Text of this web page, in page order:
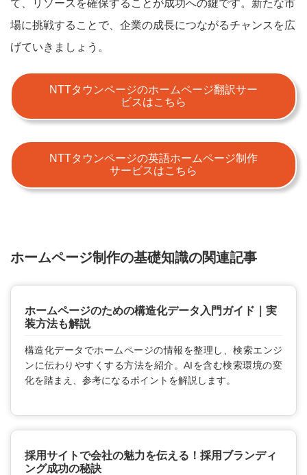
て、リソースを確保することが成功への鍵です。新たな市
場に挑戦することで、企業の成長につながるチャンスを広
げていきましょう。
NTTタウンページのホームページ翻訳サー
ビスはこちら
NTTタウンページの英語ホームページ制作
サービスはこちら
ホームページ制作の基礎知識の関連記事
ホームページのための構造化データ入門ガイド｜実
装方法も解説
構造化データでホームページの情報を整理し、検索エンジ
ンに伝わりやすくする方法を紹介。AIを含む検索環境の変
化を踏まえ、参考になるポイントを解説します。
採用サイトで会社の魅力を伝える！採用ブランディ
ング成功の秘訣